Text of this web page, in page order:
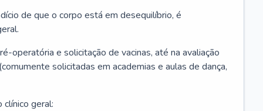
de que o corpo está em desequilíbrio, é
operatória e solicitação de vacinas, até na avaliação
solicitadas em academias e aulas de dança,
clínico geral: